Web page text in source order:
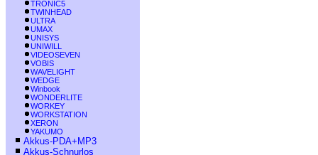
TRONIC5
TWINHEAD
ULTRA
UMAX
UNISYS
UNIWILL
VIDEOSEVEN
VOBIS
WAVELIGHT
WEDGE
Winbook
WONDERLITE
WORKEY
WORKSTATION
XERON
YAKUMO
Akkus-PDA+MP3
Akkus-Schnurlos